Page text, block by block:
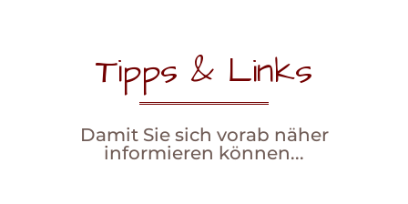
Tipps & Links
Damit Sie sich vorab näher
informieren können...